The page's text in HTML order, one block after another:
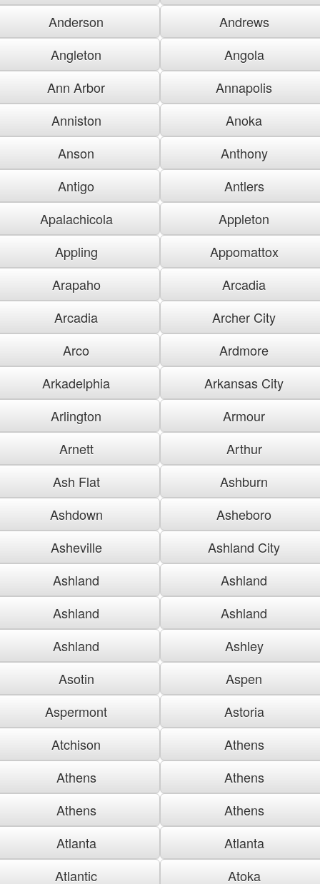
Anderson
Andrews
Angleton
Angola
Ann Arbor
Annapolis
Anniston
Anoka
Anson
Anthony
Antigo
Antlers
Apalachicola
Appleton
Appling
Appomattox
Arapaho
Arcadia
Arcadia
Archer City
Arco
Ardmore
Arkadelphia
Arkansas City
Arlington
Armour
Arnett
Arthur
Ash Flat
Ashburn
Ashdown
Asheboro
Asheville
Ashland City
Ashland
Ashland
Ashland
Ashland
Ashland
Ashley
Asotin
Aspen
Aspermont
Astoria
Atchison
Athens
Athens
Athens
Athens
Athens
Atlanta
Atlanta
Atlantic
Atoka